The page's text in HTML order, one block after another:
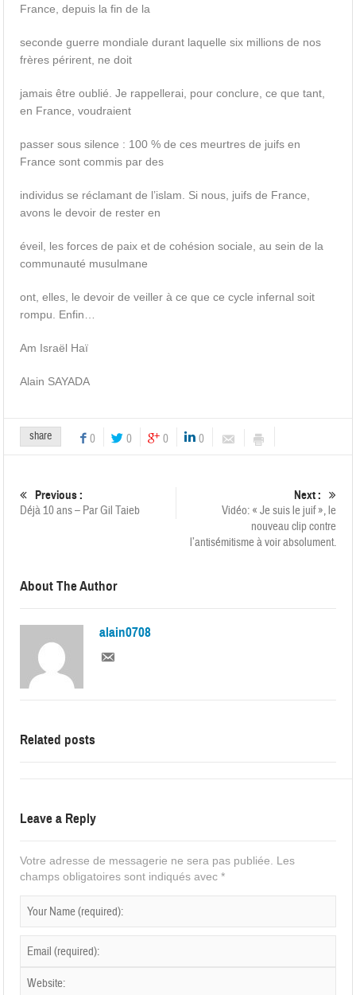
France, depuis la fin de la
seconde guerre mondiale durant laquelle six millions de nos
frères périrent, ne doit
jamais être oublié. Je rappellerai, pour conclure, ce que tant,
en France, voudraient
passer sous silence : 100 % de ces meurtres de juifs en
France sont commis par des
individus se réclamant de l’islam. Si nous, juifs de France,
avons le devoir de rester en
éveil, les forces de paix et de cohésion sociale, au sein de la
communauté musulmane
ont, elles, le devoir de veiller à ce que ce cycle infernal soit
rompu. Enfin…
Am Israël Haï
Alain SAYADA
share 0 0 0 0
Previous :
Déjà 10 ans – Par Gil Taieb
Next :
Vidéo: « Je suis le juif », le
nouveau clip contre
l’antisémitisme à voir absolument.
About The Author
alain0708
Related posts
Leave a Reply
Votre adresse de messagerie ne sera pas publiée.
Les
champs obligatoires sont indiqués avec*